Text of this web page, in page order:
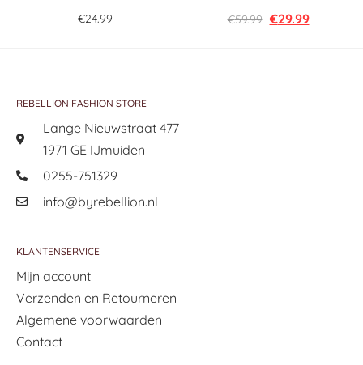
€24.99 €59.99 €29.99
REBELLION FASHION STORE
Lange Nieuwstraat 477
1971 GE IJmuiden
0255-751329
info@byrebellion.nl
KLANTENSERVICE
Mijn account
Verzenden en Retourneren
Algemene voorwaarden
Contact